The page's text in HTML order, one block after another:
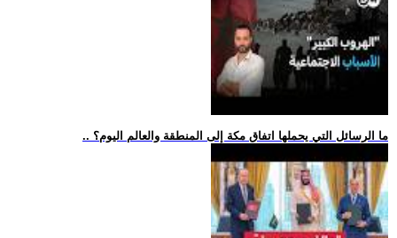
.. ما الرسائل التي يحملها اتفاق مكة إلى المنطقة والعالم اليوم؟